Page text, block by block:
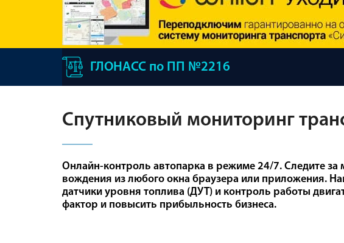
ГЛОНАСС по ПП №2216
Спутниковый мониторинг
Онлайн-контроль автопарка в режиме 24/7. Следите
вождения из любого окна браузера или приложения.
датчики уровня топлива (ДУТ) и контроль работы
фактор и повысить прибыльность бизнеса.